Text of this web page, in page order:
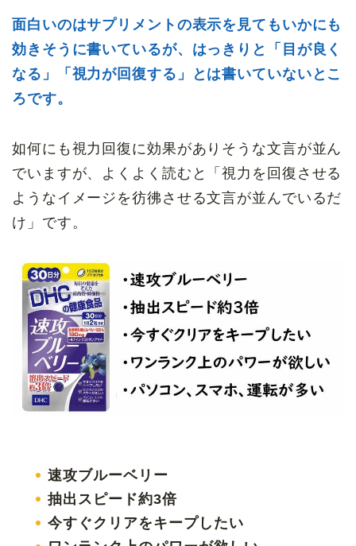
面白いのはサプリメントの表示を見てもいかにも
効きそうに書いているが、はっきりと「目が良く
なる」「視力が回復する」とは書いていないとこ
ろです。
如何にも視力回復に効果がありそうな文言が並ん
でいますが、よくよく読むと「視力を回復させる
ようなイメージを彷彿させる文言が並んでいるだ
け」です。
速攻ブルーベリー
抽出スピード約3倍
今すぐクリアをキープしたい